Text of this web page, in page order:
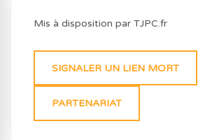
Mis à disposition par TJPC.fr
SIGNALER UN LIEN MORT
PARTENARIAT